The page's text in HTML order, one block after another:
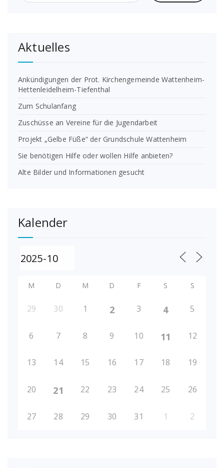
Aktuelles
Ankündigungen der Prot. Kirchengemeinde Wattenheim-
Hettenleidelheim-Tiefenthal
Zum Schulanfang
Zuschüsse an Vereine für die Jugendarbeit
Projekt „Gelbe Füße“ der Grundschule Wattenheim
Sie benötigen Hilfe oder wollen Hilfe anbieten?
Alte Bilder und Informationen gesucht
Kalender
M D M D F S S
29 30 1 2 3 4 5
6 7 8 9 10 11 12
13 14 15 16 17 18 19
20 21 22 23 24 25 26
27 28 29 30 31 1 2